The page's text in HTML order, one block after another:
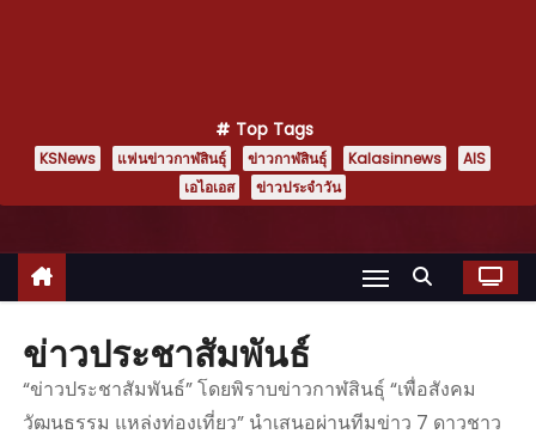
Top Tags
KSNews แฟนข่าวกาฬสินธุ์ ข่าวกาฬสินธุ์ Kalasinnews
AIS
เอไอเอส
ข่าวประจำวัน
ข่าวประชาสัมพันธ์
“ข่าวประชาสัมพันธ์” โดยพิราบข่าวกาฬสินธุ์ “เพื่อสังคม
วัฒนธรรม แหล่งท่องเที่ยว” นำเสนอผ่านทีมข่าว 7 ดาวชาว